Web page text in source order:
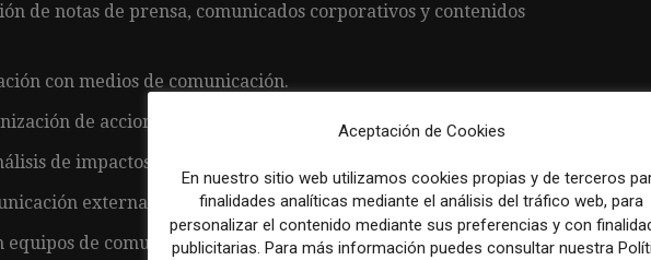
de notas de prensa, comunicados corporativos y contenidos
con medios de comunicación.
de acciones de prensa, eventos y campañas institucionales.
de impactos en medios.
externa de la compañía.
equipos de comunicación, marketing y otras áreas corporativas.
Aceptación de Cookies
En nuestro sitio web utilizamos cookies propias y de terceros
finalidades analíticas mediante el análisis del tráfico web, para
personalizar el contenido mediante sus preferencias y con
publicitarias. Para más información puedes consultar nuestra